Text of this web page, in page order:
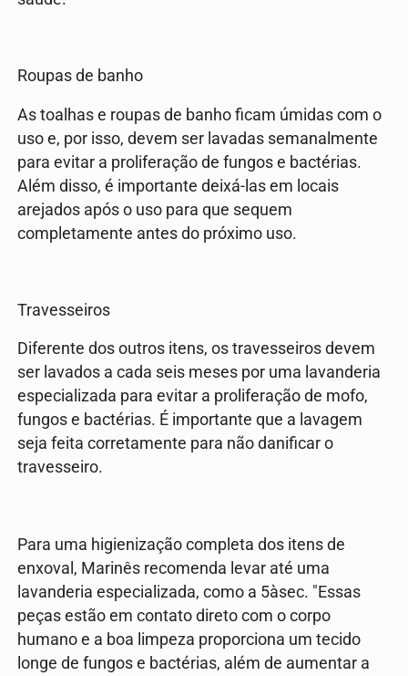
Roupas de banho
As toalhas e roupas de banho ficam úmidas com o
uso e, por isso, devem ser lavadas semanalmente
para evitar a proliferação de fungos e bactérias.
Além disso, é importante deixá-las em locais
arejados após o uso para que sequem
completamente antes do próximo uso.
Travesseiros
Diferente dos outros itens, os travesseiros devem
ser lavados a cada seis meses por uma lavanderia
especializada para evitar a proliferação de mofo,
fungos e bactérias. É importante que a lavagem
seja feita corretamente para não danificar o
travesseiro.
Para uma higienização completa dos itens de
enxoval, Marinês recomenda levar até uma
lavanderia especializada, como a 5àsec. "Essas
peças estão em contato direto com o corpo
humano e a boa limpeza proporciona um tecido
longe de fungos e bactérias, além de aumentar a